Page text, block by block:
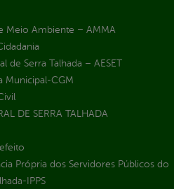
Meio Ambiente – AMMA
de Serra Talhada – AESET
Municipal-CGM
DE SERRA TALHADA
Própria dos Servidores Públicos do
IPPS